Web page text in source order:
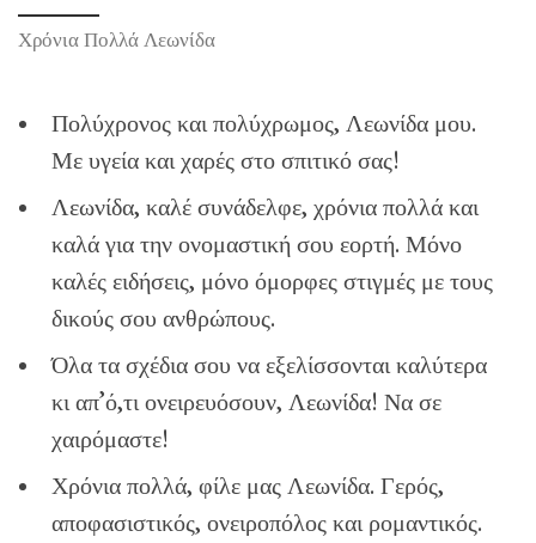
Χρόνια Πολλά Λεωνίδα
Πολύχρονος και πολύχρωμος, Λεωνίδα μου.
Με υγεία και χαρές στο σπιτικό σας!
Λεωνίδα, καλέ συνάδελφε, χρόνια πολλά και
καλά για την ονομαστική σου εορτή. Μόνο
καλές ειδήσεις, μόνο όμορφες στιγμές με τους
δικούς σου ανθρώπους.
Όλα τα σχέδια σου να εξελίσσονται καλύτερα
κι απ’ό,τι ονειρευόσουν, Λεωνίδα! Να σε
χαιρόμαστε!
Χρόνια πολλά, φίλε μας Λεωνίδα. Γερός,
αποφασιστικός, ονειροπόλος και ρομαντικός.